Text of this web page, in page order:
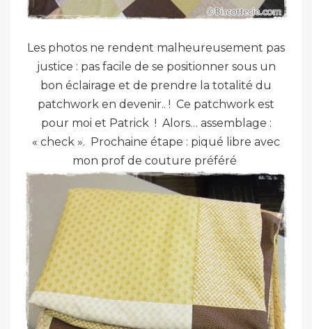
Les photos ne rendent malheureusement pas
justice : pas facile de se positionner sous un
bon éclairage et de prendre la totalité du
patchwork en devenir.. ! Ce patchwork est
pour moi et Patrick ! Alors… assemblage :
« check ». Prochaine étape : piqué libre avec
mon prof de couture préféré